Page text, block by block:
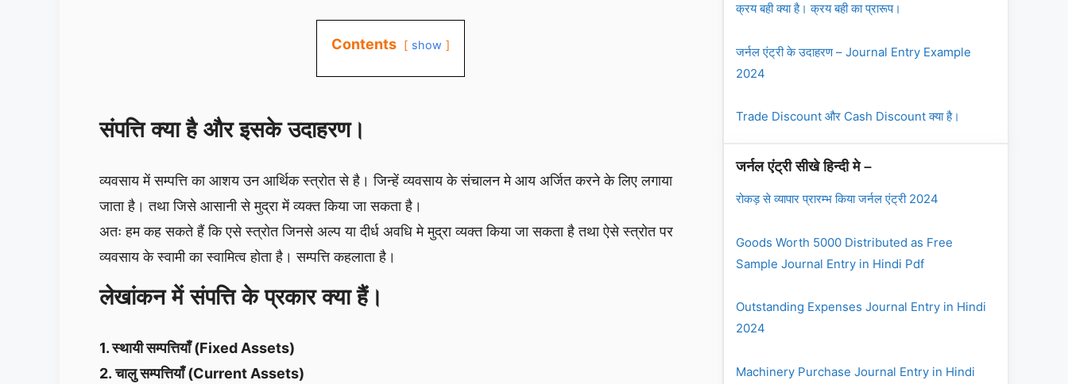
Contents show
संपत्ति क्या है और इसके उदाहरण।
व्यवसाय में सम्पत्ति का आशय उन आर्थिक स्त्रोत से है। जिन्हें व्यवसाय के संचालन मे आय अर्जित करने के लिए लगाया
जाता है। तथा जिसे आसानी से मुद्रा में व्यक्त किया जा सकता है।
अतः हम कह सकते हैं कि एसे स्त्रोत जिनसे अल्प या दीर्ध अवधि मे मुद्रा व्यक्त किया जा सकता है तथा ऐसे स्त्रोत पर
व्यवसाय के स्वामी का स्वामित्व होता है। सम्पत्ति कहलाता है।
लेखांकन में संपत्ति के प्रकार क्या हैं।
1. स्थायी सम्पत्तियाँ (Fixed Assets)
2.चालु सम्पत्तियाँ (Current Assets)
क्रय बही क्या है। क्रय बही का प्रारूप।
जर्नल एंट्री के उदाहरण – Journal Entry Example
2024
Trade Discount और Cash Discount क्या है।
जर्नल एंट्री सीखे हिन्दी मे –
रोकड़ से व्यापार प्रारम्भ किया जर्नल एंट्री 2024
Goods Worth 5000 Distributed as Free
Sample Journal Entry in Hindi Pdf
Outstanding Expenses Journal Entry in Hindi
2024
Machinery Purchase Journal Entry in Hindi